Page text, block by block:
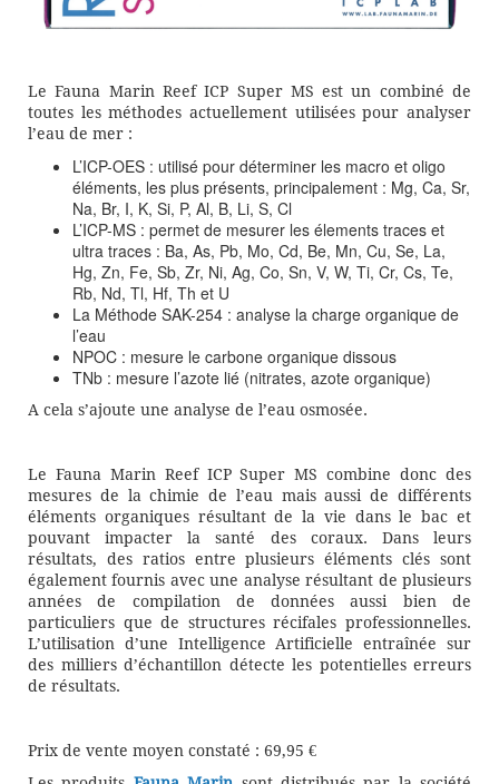
Le Fauna Marin Reef ICP Super MS est un combiné de
toutes les méthodes actuellement utilisées pour analyser
l’eau de mer :
L’ICP-OES : utilisé pour déterminer les macro et oligo
éléments, les plus présents, principalement : Mg, Ca, Sr,
Na, Br, I, K, Si, P, Al, B, Li, S, Cl
L’ICP-MS : permet de mesurer les élements traces et
ultra traces : Ba, As, Pb, Mo, Cd, Be, Mn, Cu, Se, La,
Hg, Zn, Fe, Sb, Zr, Ni, Ag, Co, Sn, V, W, Ti, Cr, Cs, Te,
Rb, Nd, Tl, Hf, Th et U
La Méthode SAK-254 : analyse la charge organique de
l’eau
NPOC : mesure le carbone organique dissous
TNb : mesure l’azote lié (nitrates, azote organique)
A cela s’ajoute une analyse de l’eau osmosée.
Le Fauna Marin Reef ICP Super MS combine donc des
mesures de la chimie de l’eau mais aussi de différents
éléments organiques résultant de la vie dans le bac et
pouvant impacter la santé des coraux. Dans leurs
résultats, des ratios entre plusieurs éléments clés sont
également fournis avec une analyse résultant de plusieurs
années de compilation de données aussi bien de
particuliers que de structures récifales professionnelles.
L’utilisation d’une Intelligence Artificielle entraînée sur
des milliers d’échantillon détecte les potentielles erreurs
de résultats.
Prix de vente moyen constaté : 69,95 €